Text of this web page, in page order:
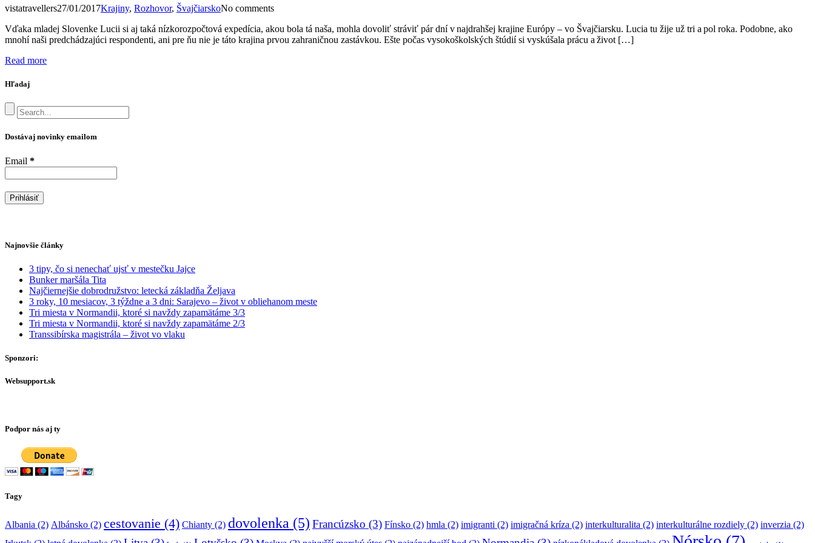
vistatravellers27/01/2017Krajiny, Rozhovor, ŠvajčiarskoNo comments
Vďaka mladej Slovenke Lucii si aj taká nízkorozpočtová expedícia, akou bola tá naša, mohla dovoliť stráviť pár dní v najdrahšej krajine Európy – vo Švajčiarsku. Lucia tu žije už tri a pol roka. Podobne, ako
mnohí naši predchádzajúci respondenti, ani pre ňu nie je táto krajina prvou zahraničnou zastávkou. Ešte počas vysokoškolských štúdií si vyskúšala prácu a život […]
Read more
Hľadaj
Dostávaj novinky emailom
Email *
Najnovšie články
3 tipy, čo si nenechať ujsť v mestečku Jajce
Bunker maršála Tita
Najčiernejšie dobrodružstvo: letecká základňa Željava
3 roky, 10 mesiacov, 3 týždne a 3 dni: Sarajevo – život v obliehanom meste
Tri miesta v Normandii, ktoré si navždy zapamätáme 3/3
Tri miesta v Normandii, ktoré si navždy zapamätáme 2/3
Transsibírska magistrála – život vo vlaku
Sponzori:
Websupport.sk
Podpor nás aj ty
Tagy
Albania (2) Albánsko (2) cestovanie (4) Chianty (2) dovolenka (5) Francúzsko (3) Fínsko (2) hmla (2) imigranti (2) imigračná kríza (2) interkulturalita (2) interkulturálne rozdiely (2) inverzia (2)